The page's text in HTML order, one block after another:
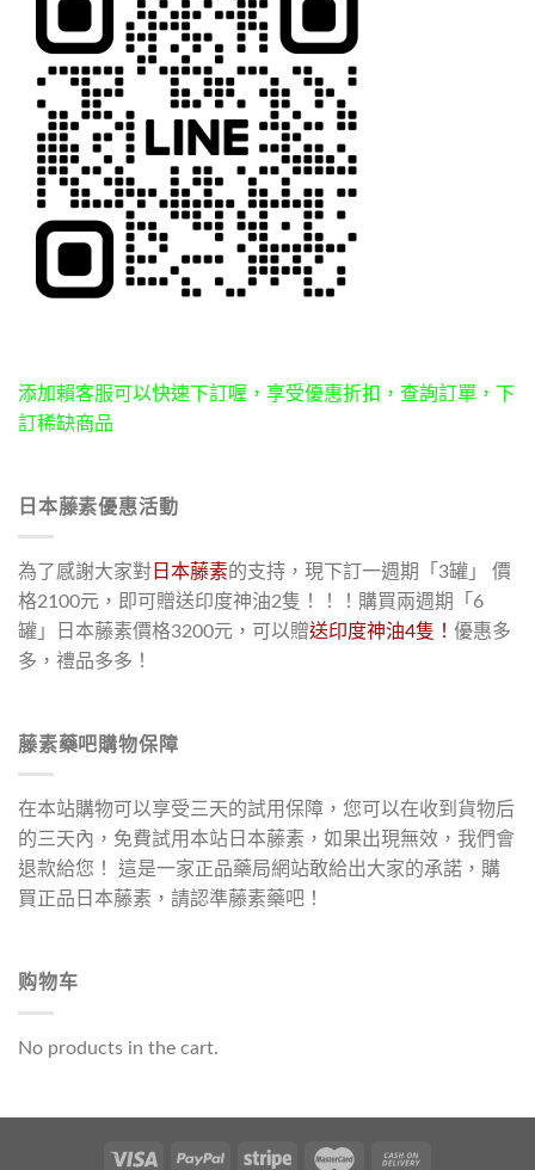
添加賴客服可以快速下訂喔，享受優惠折扣，查詢訂單，下
訂稀缺商品
日本藤素優惠活動
為了感謝大家對 日本藤素的支持，現下訂一週期「3罐」 價
格2100元，即可贈送印度神油2隻！！！購買兩週期「6
罐」日本藤素價格3200元，可以贈送印度神油4隻！ 優惠多
多，禮品多多！
藤素藥吧購物保障
在本站購物可以享受三天的試用保障，您可以在收到貨物后
的三天內，免費試用本站日本藤素，如果出現無效，我們會
退款給您！ 這是一家正品藥局網站敢給出大家的承諾，購
買正品日本藤素，請認準藤素藥吧！
购物车
No products in the cart.